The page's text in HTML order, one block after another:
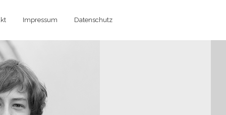
Impressum Datenschutz